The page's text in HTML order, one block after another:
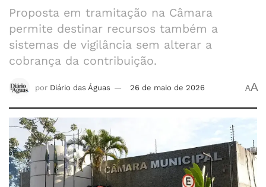
Proposta em tramitação na Câmara
permite destinar recursos também a
sistemas de vigilância sem alterar a
cobrança da contribuição.
por Diário das Águas 26 de maio de 2026 AA